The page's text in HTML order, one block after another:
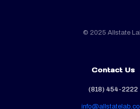
© 2025 Allstate
Contact Us
(818) 454-2222